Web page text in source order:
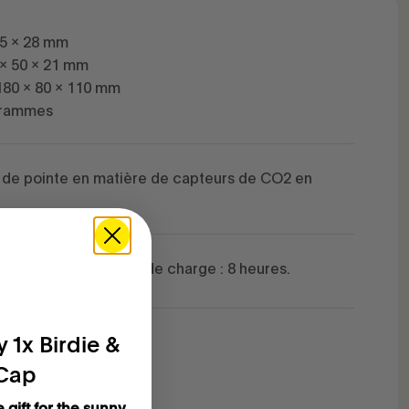
x 28 mm
50 x 21 mm
x 80 x 110 mm
pointe en matière de capteurs de CO2 en
6 mois. Temps de charge : 8 heures.
1x Birdie &